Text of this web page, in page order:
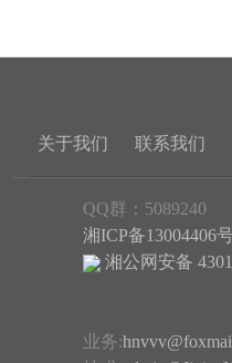
关于我们 联系我们
QQ群：5089240
湘ICP备13004406
湘公网安备
业务: